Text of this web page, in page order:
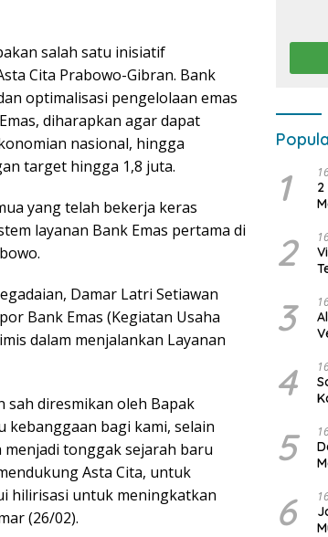
salah satu inisiatif
Cita Prabowo-Gibran. Bank
optimalisasi pengelolaan emas
diharapkan agar dapat
nasional, hingga
target hingga 1,8 juta.
yang telah bekerja keras
layanan Bank Emas pertama di
Damar Latri Setiawan
Bank Emas (Kegiatan Usaha
dalam menjalankan Layanan
sah diresmikan oleh Bapak
kebanggaan bagi kami, selain
menjadi tonggak sejarah baru
Asta Cita, untuk
hilirisasi untuk meningkatkan
(26/02).
1
2
2
3
4
5
6